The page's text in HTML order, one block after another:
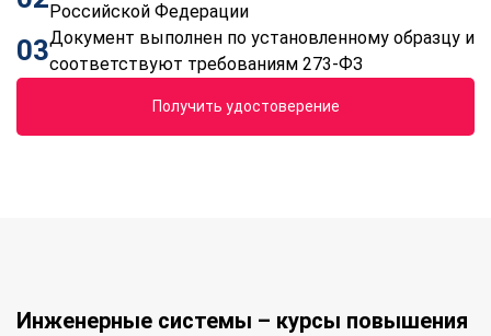
Российской Федерации
03Документ выполнен по установленному образцу и
соответствуют требованиям 273-ФЗ
Получить удостоверение
Инженерные системы – курсы повышения